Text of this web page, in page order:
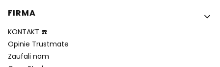
FIRMA
KONTAKT ☎️
Opinie Trustmate
Zaufali nam